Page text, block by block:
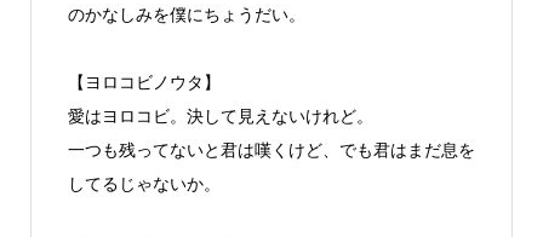
のかなしみを僕にちょうだい。
【ヨロコビノウタ】
愛はヨロコビ。決して見えないけれど。
一つも残ってないと君は嘆くけど、でも君はまだ息を
してるじゃないか。